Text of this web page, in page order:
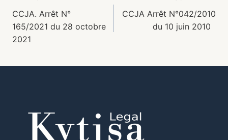
CCJA. Arrêt N°
165/2021 du 28 octobre
2021
CCJA Arrêt N°042/2010
du 10 juin 2010